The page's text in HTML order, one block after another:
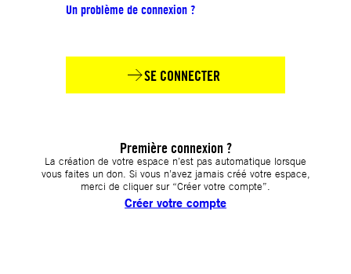
Un problème de connexion ?
SE CONNECTER
Première connexion ?
La création de votre espace n’est pas automatique lorsque
vous faites un don. Si vous n’avez jamais créé votre espace,
merci de cliquer sur “Créer votre compte”.
Créer votre compte